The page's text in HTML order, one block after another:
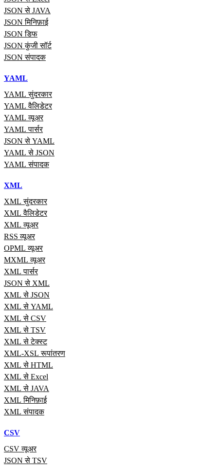
JSON से JAVA
JSON मिनिफ़ाई
JSON डिफ
JSON कुंजी सॉर्ट
JSON संपादक
YAML
YAML सुंदरकार
YAML वैलिडेटर
YAML व्यूअर
YAML पार्सर
JSON से YAML
YAML से JSON
YAML संपादक
XML
XML सुंदरकार
XML वैलिडेटर
XML व्यूअर
RSS व्यूअर
OPML व्यूअर
MXML व्यूअर
XML पार्सर
JSON से XML
XML से JSON
XML से YAML
XML से CSV
XML से TSV
XML से टेक्स्ट
XML-XSL रूपांतरण
XML से HTML
XML से Excel
XML से JAVA
XML मिनिफ़ाई
XML संपादक
CSV
CSV व्यूअर
JSON से TSV